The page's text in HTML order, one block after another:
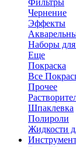
Фильтры
Чернение
Эффекты
Наборы для
Еще
Покраска
Все
Прочее
Шпаклевка
Полироли
Жидкости